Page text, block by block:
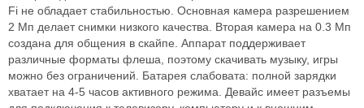
Fi не обладает стабильностью. Основная камера разрешением
2 Мп делает снимки низкого качества. Вторая камера на 0.3 Мп
создана для общения в скайпе. Аппарат поддерживает
различные форматы флеша, поэтому скачивать музыку, игры
можно без ограничений. Батарея слабовата: полной зарядки
хватает на 4-5 часов активного режима. Девайс имеет разъемы